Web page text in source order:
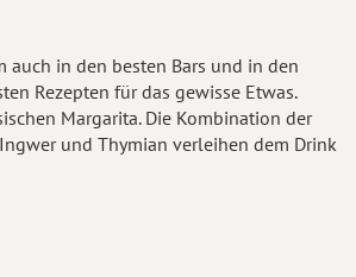
auch in den besten Bars und in den
Rezepten für das gewisse Etwas.
Margarita. Die Kombination der
und Thymian verleihen dem Drink